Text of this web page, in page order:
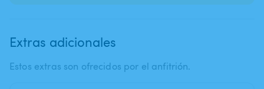
Extras adicionales
Estos extras son ofrecidos por el anfitrión.